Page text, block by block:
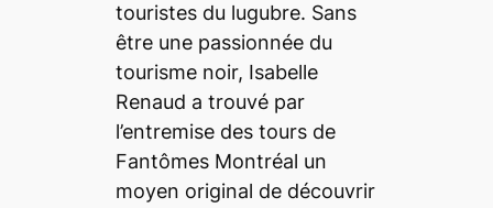
touristes du lugubre. Sans
être une passionnée du
tourisme noir, Isabelle
Renaud a trouvé par
l’entremise des tours de
Fantômes Montréal un
moyen original de découvrir